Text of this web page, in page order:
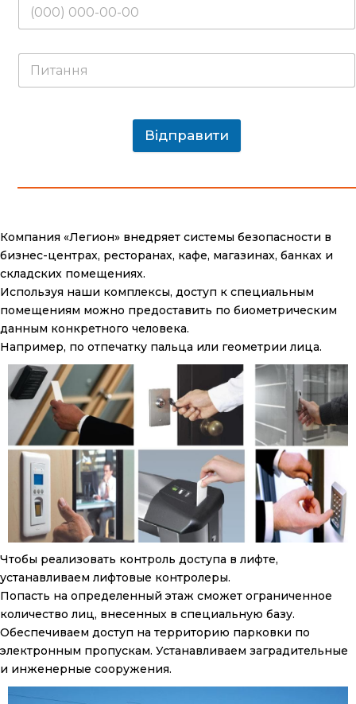
Відправити
Компания «Легион» внедряет системы безопасности в
бизнес-центрах, ресторанах, кафе, магазинах, банках и
складских помещениях.
Используя наши комплексы, доступ к специальным
помещениям можно предоставить по биометрическим
данным конкретного человека.
Например, по отпечатку пальца или геометрии лица.
Чтобы реализовать контроль доступа в лифте,
устанавливаем лифтовые контролеры.
Попасть на определенный этаж сможет ограниченное
количество лиц, внесенных в специальную базу.
Обеспечиваем доступ на территорию парковки по
электронным пропускам. Устанавливаем заградительные
и инженерные сооружения.